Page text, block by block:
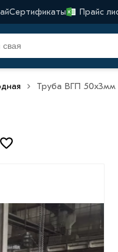
Сертификаты Прайс
Труба ВГП 50х3мм